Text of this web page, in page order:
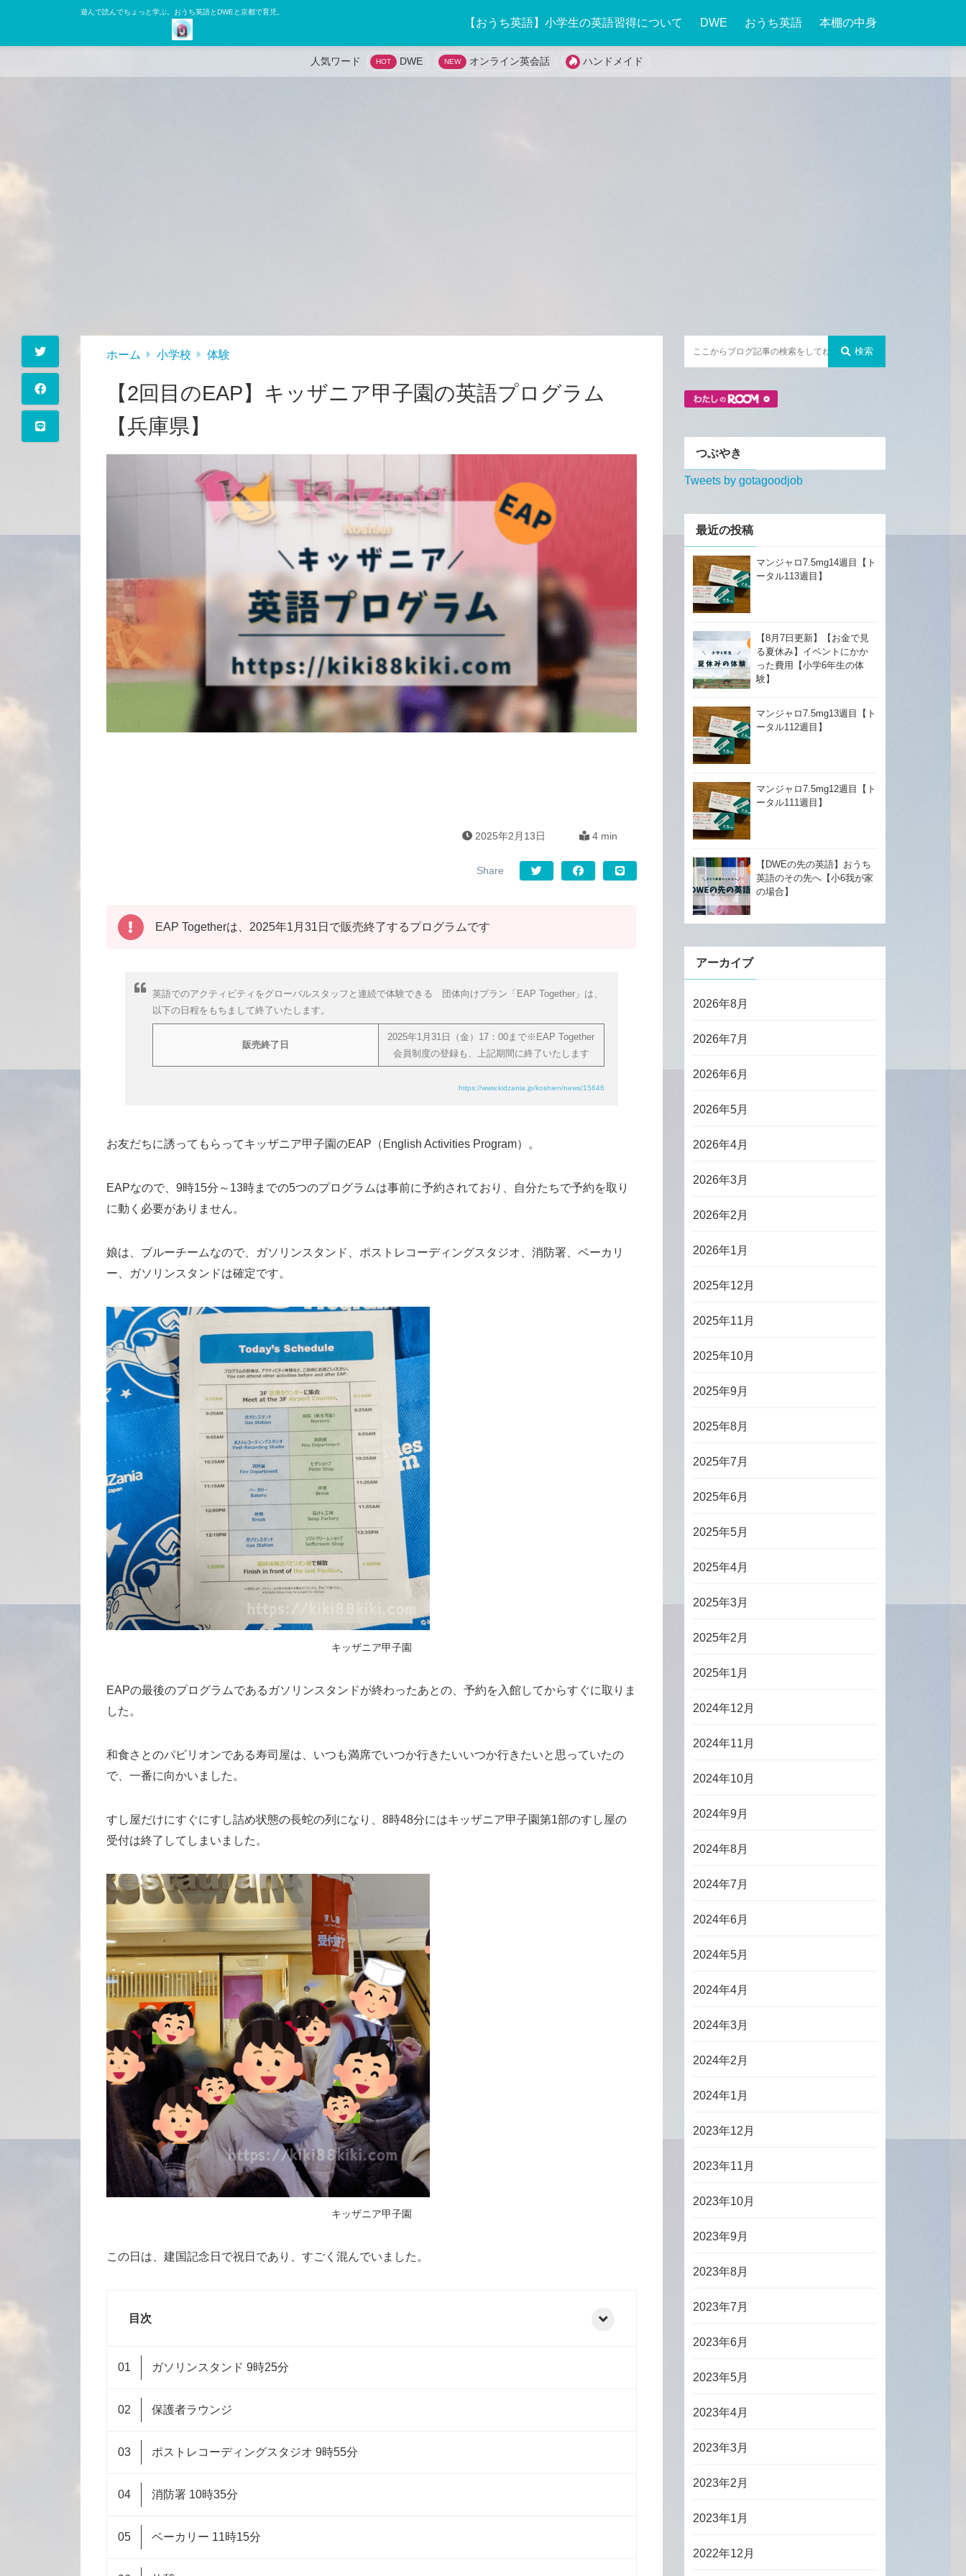
遊んで読んでちょっと学ぶ。おうち英語とDWEと京都で育児。
【おうち英語】小学生の英語習得について DWE おうち英語 本棚の中身
DWE オンライン英会話 ハンドメイド
ホーム 小学校 体験
【2回目のEAP】キッザニア甲子園の英語プログラム
【兵庫県】
2025年2月13日 4 min
EAP Togetherは、2025年1月31日で販売終了するプログラムです
英語でのアクティビティをグローバルスタッフと連続で体験できる 団体向けプラン「EAP Together」は、
以下の日程をもちまして終了いたします。
販売終了日
2025年1月31日（金）17：00まで※EAP Together
会員制度の登録も、上記期間に終了いたします
https://www.kidzania.jp/koshien/news/15646
お友だちに誘ってもらってキッザニア甲子園のEAP（English Activities Program）。
EAPなので、9時15分～13時までの5つのプログラムは事前に予約されており、自分たちで予約を取り
に動く必要がありません。
娘は、ブルーチームなので、ガソリンスタンド、ポストレコーディングスタジオ、消防署、ベーカリ
ー、ガソリンスタンドは確定です。
キッザニア甲子園
EAPの最後のプログラムであるガソリンスタンドが終わったあとの、予約を入館してからすぐに取りま
した。
和食さとのパビリオンである寿司屋は、いつも満席でいつか行きたいいつか行きたいと思っていたの
で、一番に向かいました。
すし屋だけにすぐにすし詰め状態の長蛇の列になり、8時48分にはキッザニア甲子園第1部のすし屋の
受付は終了してしまいました。
キッザニア甲子園
この日は、建国記念日で祝日であり、すごく混んでいました。
目次
ガソリンスタンド 9時25分
保護者ラウンジ
ポストレコーディングスタジオ 9時55分
消防署 10時35分
ベーカリー 11時15分
検索
つぶやき
Tweets by gotagoodjob
最近の投稿
マンジャロ7.5mg14週目【ト
ータル113週目】
【8月7日更新】【お金で見
る夏休み】イベントにかか
った費用【小学6年生の体
験】
マンジャロ7.5mg13週目【ト
ータル112週目】
マンジャロ7.5mg12週目【ト
ータル111週目】
【DWEの先の英語】おうち
英語のその先へ【小6我が家
の場合】
アーカイブ
2026年8月
2026年7月
2026年6月
2026年5月
2026年4月
2026年3月
2026年2月
2026年1月
2025年12月
2025年11月
2025年10月
2025年9月
2025年8月
2025年7月
2025年6月
2025年5月
2025年4月
2025年3月
2025年2月
2025年1月
2024年12月
2024年11月
2024年10月
2024年9月
2024年8月
2024年7月
2024年6月
2024年5月
2024年4月
2024年3月
2024年2月
2024年1月
2023年12月
2023年11月
2023年10月
2023年9月
2023年8月
2023年7月
2023年6月
2023年5月
2023年4月
2023年3月
2023年2月
2023年1月
2022年12月